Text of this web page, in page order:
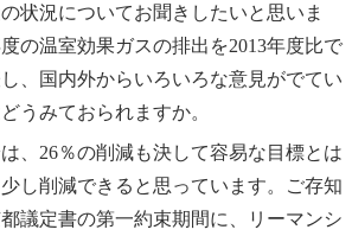
状況についてお聞きしたいと思いま
の温室効果ガスの排出を2013年度比で
、国内外からいろいろな意見がでてい
うみておられますか。
26％の削減も決して容易な目標とは
し削減できると思っています。ご存知
議定書の第一約束期間に、リーマンシ